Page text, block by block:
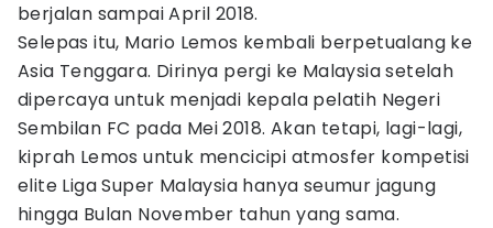
berjalan sampai April 2018.
Selepas itu, Mario Lemos kembali berpetualang ke
Asia Tenggara. Dirinya pergi ke Malaysia setelah
dipercaya untuk menjadi kepala pelatih Negeri
Sembilan FC pada Mei 2018. Akan tetapi, lagi-lagi,
kiprah Lemos untuk mencicipi atmosfer kompetisi
elite Liga Super Malaysia hanya seumur jagung
hingga Bulan November tahun yang sama.